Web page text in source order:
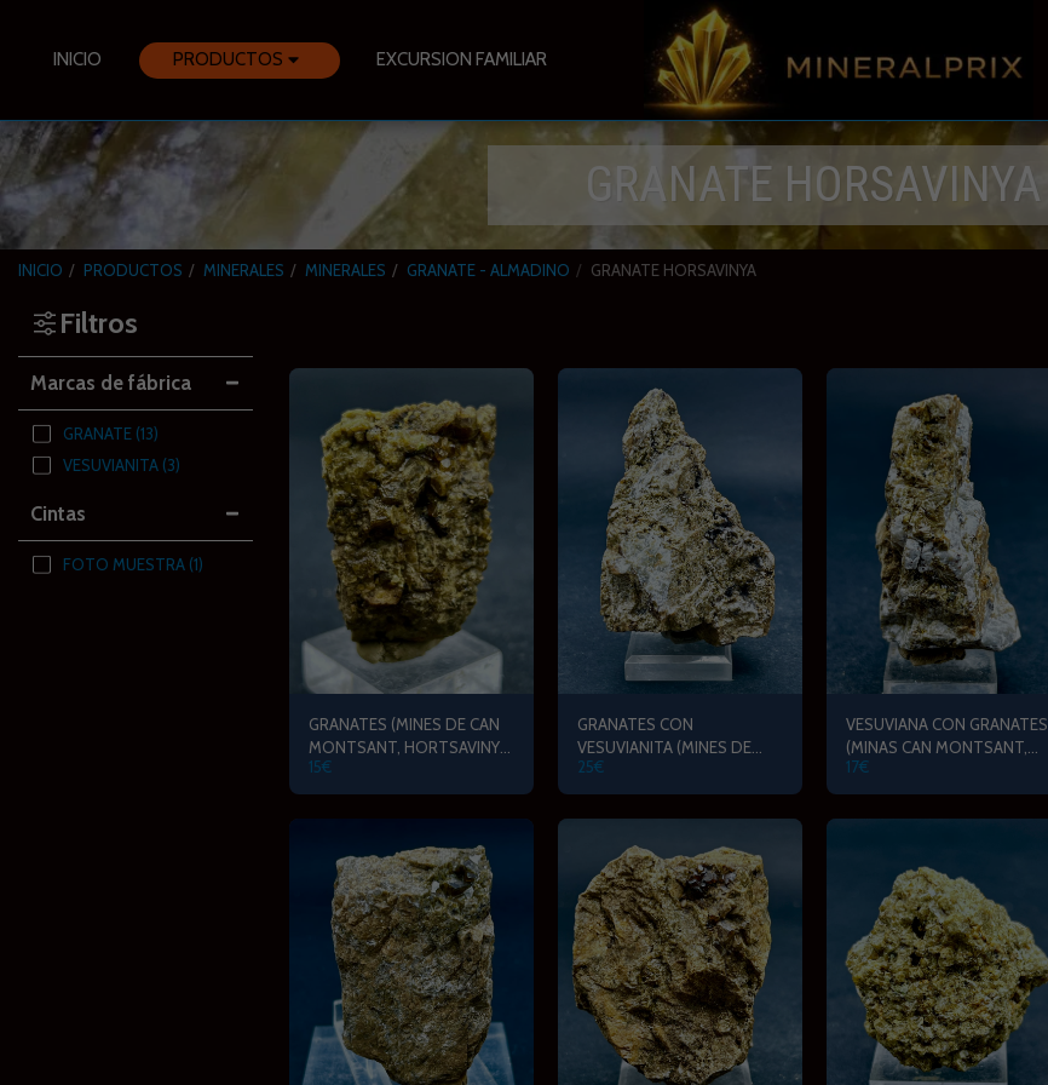
INICIO PRODUCTOS EXCURSION FAMILIAR
GRANATE HORSAVINYA
INICIO PRODUCTOS MINERALES MINERALES GRANATE - ALMADINO GRANATE HORSAVINYA
Filtros
Marcas de fábrica
GRANATE(13)
VESUVIANITA(3)
Cintas
FOTO MUESTRA(1)
GRANATES (MINES DE CAN
MONTSANT, HORTSAVINYA,
BARCELONA)
15€
GRANATES CON
VESUVIANITA (MINES DE
CAN MONTSANT,
HORTSAVINYA)
25€
VESUVIANA CON GRANATES
(MINAS CAN MONTSANT,
HORSAVINYA)
17€